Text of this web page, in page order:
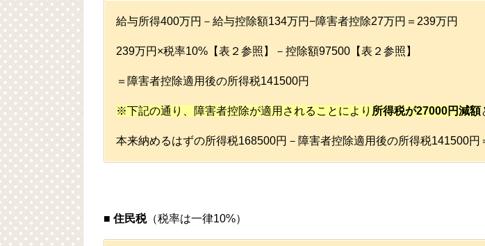
給与所得400万円－給与控除額134万円−障害者控除27万円＝239万円
239万円×税率10%【表２参照】－控除額97500【表２参照】
＝障害者控除適用後の所得税141500円
※下記の通り、障害者控除が適用されることにより 所得税が27000円減額
本来納めるはずの所得税168500円－障害者控除適用後の所得税141500円
■ 住民税（税率は一律10%）